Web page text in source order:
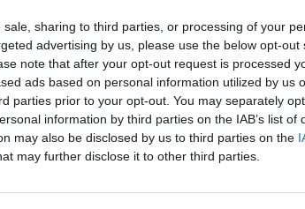
sharing to third parties, or processing of your
advertising by us, please use the below opt-out
note that after your opt-out request is processed
ads based on personal information utilized by us
parties prior to your opt-out. You may separately
information by third parties on the IAB’s list of
may also be disclosed by us to third parties on the
may further disclose it to other third parties.